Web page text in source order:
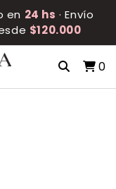
en 24 hs · Envío
$120.000
0